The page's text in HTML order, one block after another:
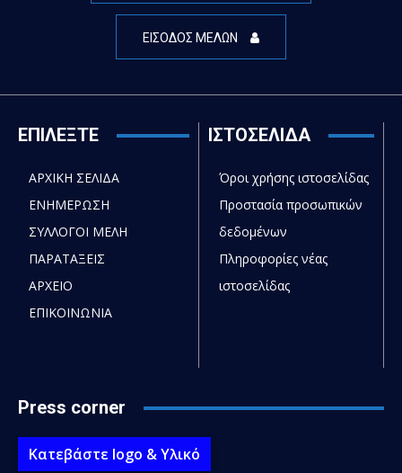
ΕΙΣΟΔΟΣ ΜΕΛΩΝ
ΕΠΙΛΕΞΤΕ
ΑΡΧΙΚΗ ΣΕΛΙΔΑ
ΕΝΗΜΕΡΩΣΗ
ΣΥΛΛΟΓΟΙ ΜΕΛΗ
ΠΑΡΑΤΑΞΕΙΣ
ΑΡΧΕΙΟ
ΕΠΙΚΟΙΝΩΝΙΑ
ΙΣΤΟΣΕΛΙΔΑ
Όροι χρήσης ιστοσελίδας
Προστασία προσωπικών
δεδομένων
Πληροφορίες νέας
ιστοσελίδας
Press corner
Κατεβάστε logo & Υλικό